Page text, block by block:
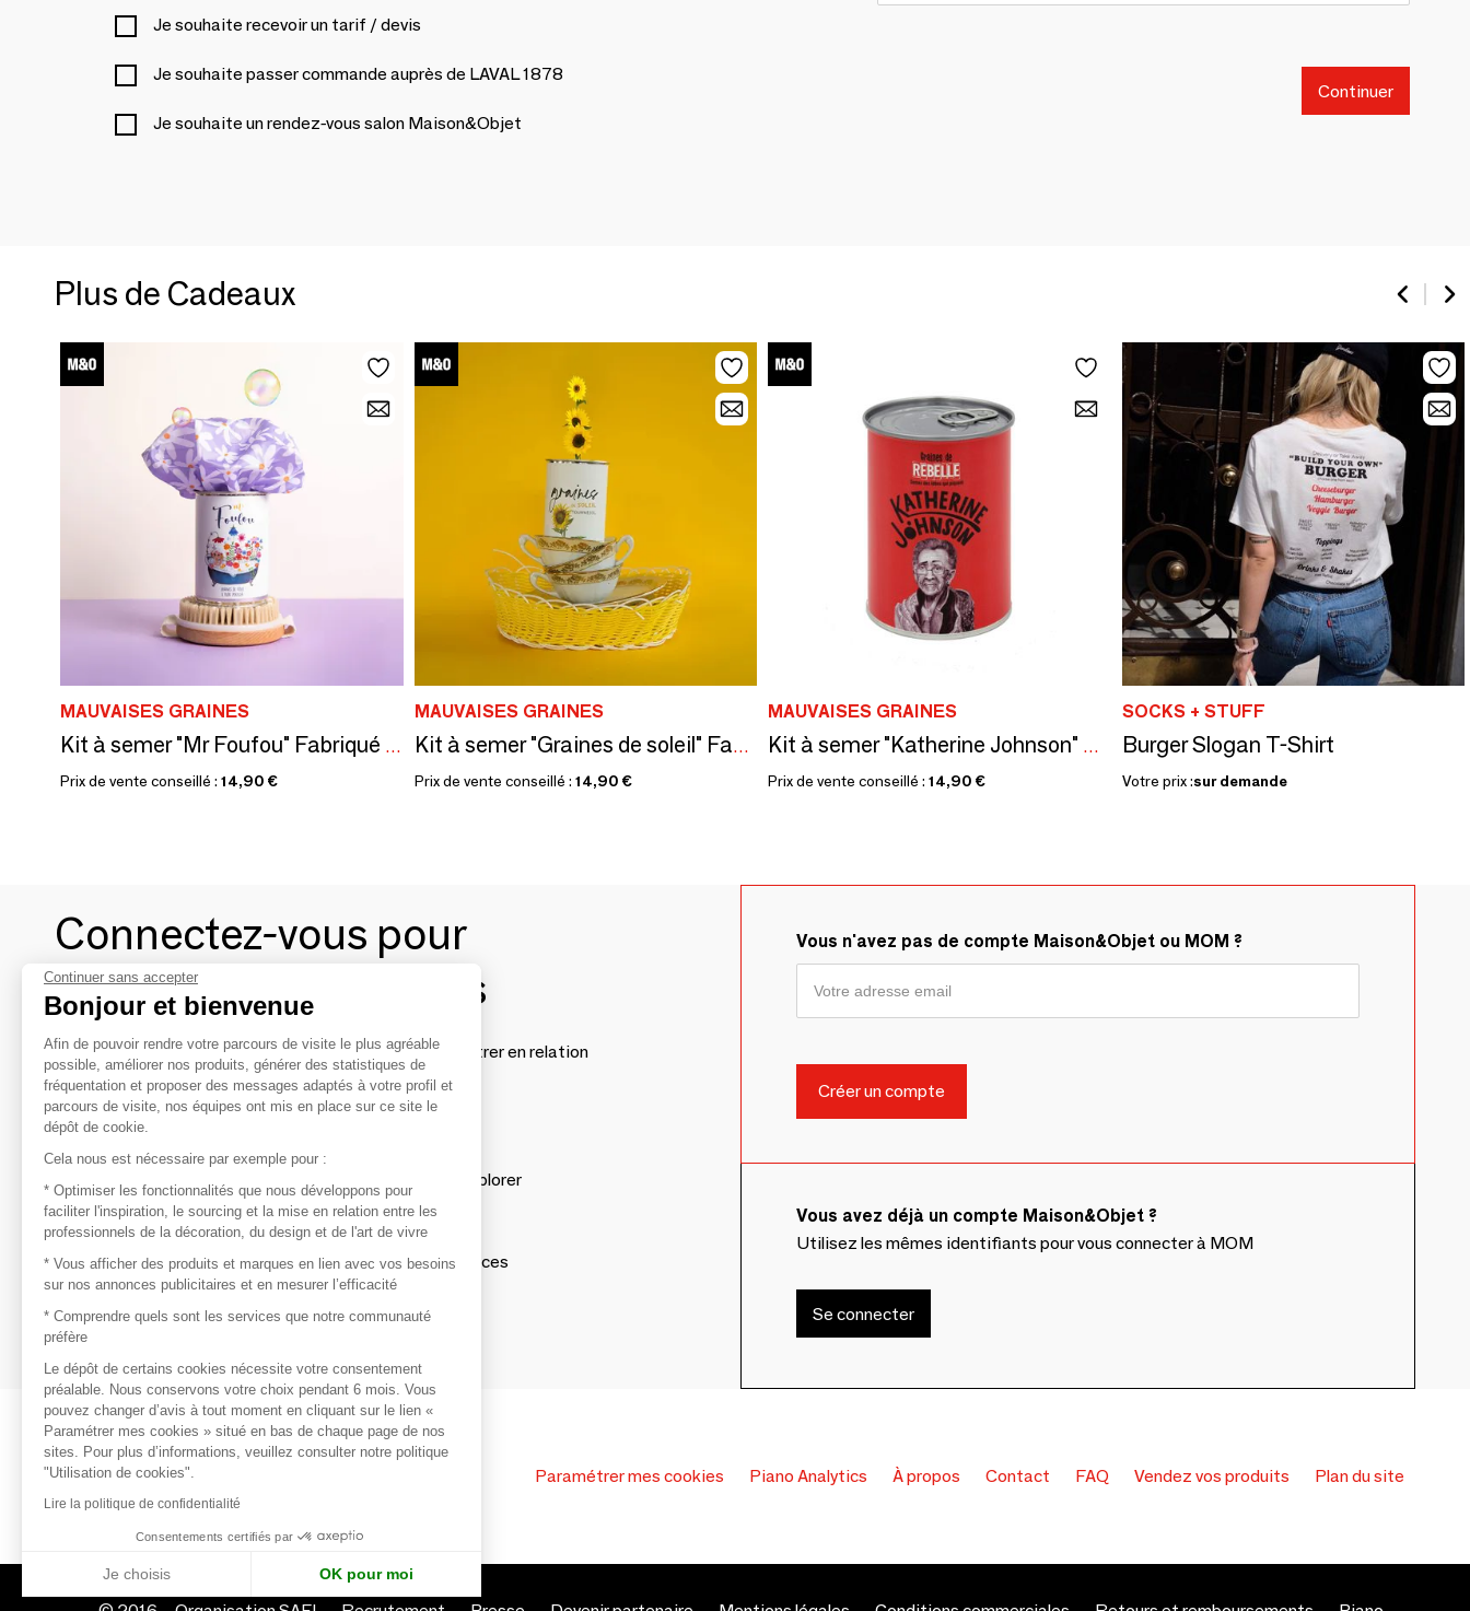
Je souhaite recevoir un tarif / devis
Je souhaite passer commande auprès de LAVAL 1878
Je souhaite un rendez-vous salon Maison&Objet
Continuer
Plus de Cadeaux
MAUVAISES GRAINES
Kit à semer "Mr Foufou" Fabriqué en France
Prix de vente conseillé : 14,90 €
MAUVAISES GRAINES
Kit à semer "Graines de soleil" Fabriqué en France
Prix de vente conseillé : 14,90 €
MAUVAISES GRAINES
Kit à semer "Katherine Johnson" Fabriqué en France, en collab avec Arts dans La Peau
Prix de vente conseillé : 14,90 €
SOCKS + STUFF
Burger Slogan T-Shirt
Votre prix :sur demande
Connectez-vous pour
contacter les marques
Afin de profiter au mieux de l'expérience MOM et de rentrer en relation
avec vos marques préférées, créez-vous un compte.
Découvrir
Les produits de milliers de fournisseurs à explorer
S'inspirer
Inspiration et sélections de produits tendances
Contacter
Vous n'avez pas de compte Maison&Objet ou MOM ?
Vous avez déjà un compte Maison&Objet ?
Utilisez les mêmes identifiants pour vous connecter à MOM
Se connecter
Paramétrer mes cookies Piano Analytics À propos Contact FAQ Vendez vos produits Plan du site
Continuer sans accepter
Bonjour et bienvenue
Afin de pouvoir rendre votre parcours de visite le plus agréable
possible, améliorer nos produits, générer des statistiques de
fréquentation et proposer des messages adaptés à votre profil et
parcours de visite, nos équipes ont mis en place sur ce site le
dépôt de cookie.
Cela nous est nécessaire par exemple pour :
* Optimiser les fonctionnalités que nous développons pour
faciliter l'inspiration, le sourcing et la mise en relation entre les
professionnels de la décoration, du design et de l'art de vivre
* Vous afficher des produits et marques en lien avec vos besoins
sur nos annonces publicitaires et en mesurer l’efficacité
* Comprendre quels sont les services que notre communauté
préfère
Le dépôt de certains cookies nécessite votre consentement
préalable. Nous conservons votre choix pendant 6 mois. Vous
pouvez changer d’avis à tout moment en cliquant sur le lien «
Paramétrer mes cookies » situé en bas de chaque page de nos
sites. Pour plus d’informations, veuillez consulter notre politique
"Utilisation de cookies".
Lire la politique de confidentialité
Consentements certifiés par
Je choisis OK pour moi